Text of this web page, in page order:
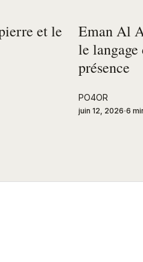
et le
Eman Al
le
présence
PO4OR
juin 12, 2026 6